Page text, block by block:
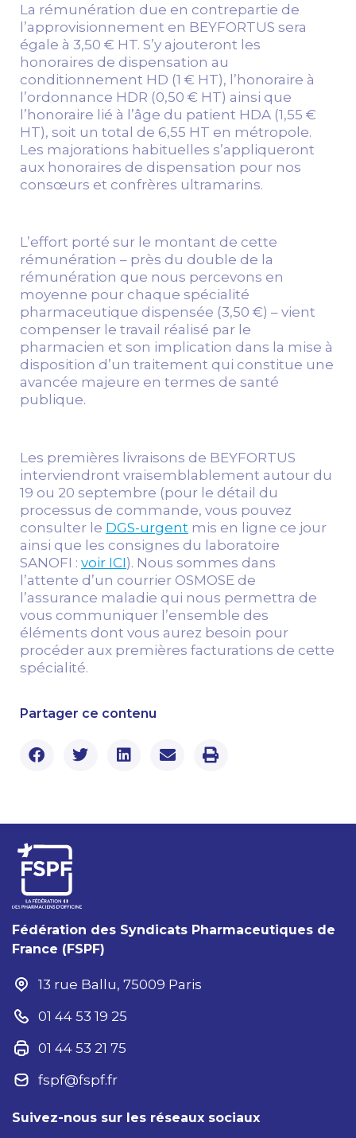
La rémunération due en contrepartie de
l’approvisionnement en BEYFORTUS sera
égale à 3,50 € HT. S’y ajouteront les
honoraires de dispensation au
conditionnement HD (1 € HT), l’honoraire à
l’ordonnance HDR (0,50 € HT) ainsi que
l’honoraire lié à l’âge du patient HDA (1,55 €
HT), soit un total de 6,55 HT en métropole.
Les majorations habituelles s’appliqueront
aux honoraires de dispensation pour nos
consœurs et confrères ultramarins.
L’effort porté sur le montant de cette
rémunération – près du double de la
rémunération que nous percevons en
moyenne pour chaque spécialité
pharmaceutique dispensée (3,50 €) – vient
compenser le travail réalisé par le
pharmacien et son implication dans la mise à
disposition d’un traitement qui constitue une
avancée majeure en termes de santé
publique.
Les premières livraisons de BEYFORTUS
interviendront vraisemblablement autour du
19 ou 20 septembre (pour le détail du
processus de commande, vous pouvez
consulter le DGS-urgent mis en ligne ce jour
ainsi que les consignes du laboratoire
SANOFI : voir ICI). Nous sommes dans
l’attente d’un courrier OSMOSE de
l’assurance maladie qui nous permettra de
vous communiquer l’ensemble des
éléments dont vous aurez besoin pour
procéder aux premières facturations de cette
spécialité.
Partager ce contenu
Fédération des Syndicats Pharmaceutiques de
France (FSPF)
13 rue Ballu, 75009 Paris
01 44 53 19 25
01 44 53 21 75
fspf@fspf.fr
Suivez-nous sur les réseaux sociaux